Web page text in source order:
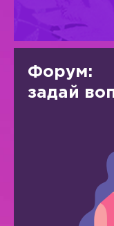
Форум:
задай